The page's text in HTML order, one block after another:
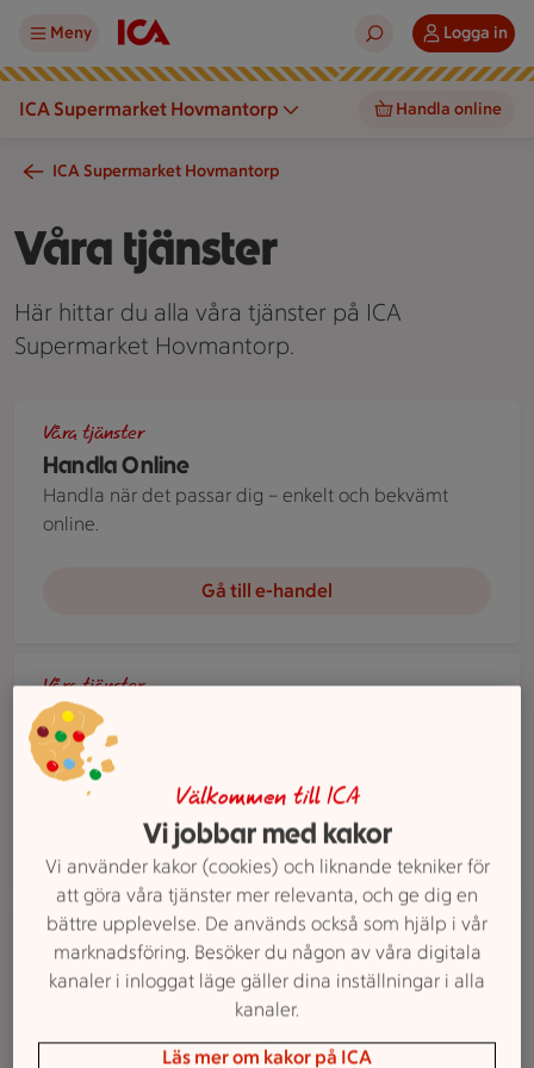
Meny Logga in
ICA Supermarket Hovmantorp Handla online
ICA Supermarket Hovmantorp
Våra tjänster
Här hittar du alla våra tjänster på ICA
Supermarket Hovmantorp.
Handla Online
Våra tjänster
Handla när det passar dig – enkelt och bekvämt
online.
Gå till e-handel
Handla som företag
Våra tjänster
Hos ICA Supermarket Hovmantorp kan du handla
online som företag.
Handla som företag
Två äldre personer står vid en kundvagn i en mataffär och
Seniorrabatt
Våra tjänster
På ICA Supermarket Hovmantorp värnar vi om våra
uppskattat erbjudande för dig som vill handla och få
Välkommen till ICA
Vi jobbar med kakor
Vi använder kakor (cookies) och liknande tekniker för
att göra våra tjänster mer relevanta, och ge dig en
bättre upplevelse. De används också som hjälp i vår
marknadsföring. Besöker du någon av våra digitala
kanaler i inloggat läge gäller dina inställningar i alla
kanaler.
Läs mer om kakor på ICA